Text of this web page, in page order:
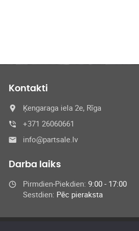
Kontakti
Ķengaraga iela 2e, Rīga
+371 26060661
info@partsale.lv
Darba laiks
Pirmdien-Piekdien: 9:00 - 17:00
Sestdien: Pēc pieraksta